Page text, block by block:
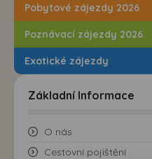
Pobytové zájezdy 2026
Poznávací zájezdy 2026
Exotické zájezdy
Základní Informace
O nás
Cestovní pojištění